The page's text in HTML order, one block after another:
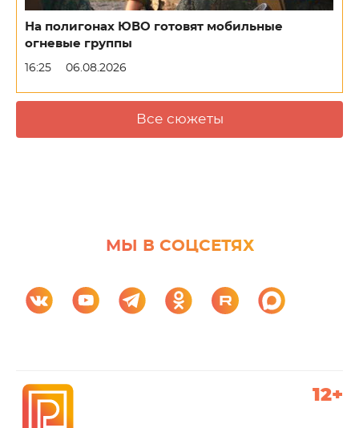
На полигонах ЮВО готовят мобильные
огневые группы
16:25 06.08.2026
Все сюжеты
МЫ В СОЦСЕТЯХ
12+